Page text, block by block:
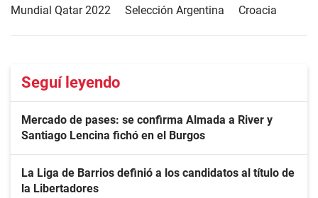
Mundial Qatar 2022
Selección Argentina Croacia
Seguí leyendo
Mercado de pases: se confirma Almada a River y
Santiago Lencina fichó en el Burgos
La Liga de Barrios definió a los candidatos al título de
la Libertadores